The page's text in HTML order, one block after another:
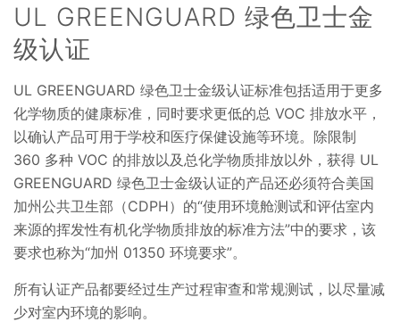
UL GREENGUARD 绿色卫士金
级认证
UL GREENGUARD 绿色卫士金级认证标准包括适用于更多
化学物质的健康标准，同时要求更低的总 VOC 排放水平，
以确认产品可用于学校和医疗保健设施等环境。除限制
360 多种 VOC 的排放以及总化学物质排放以外，获得 UL
GREENGUARD 绿色卫士金级认证的产品还必须符合美国
加州公共卫生部（CDPH）的“使用环境舱测试和评估室内
来源的挥发性有机化学物质排放的标准方法”中的要求，该
要求也称为“加州 01350 环境要求”。
所有认证产品都要经过生产过程审查和常规测试，以尽量减
少对室内环境的影响。